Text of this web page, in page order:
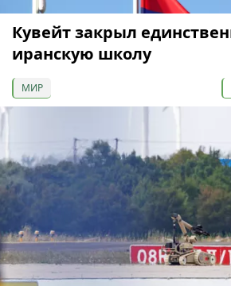
Кувейт закрыл
иранскую школу
МИР